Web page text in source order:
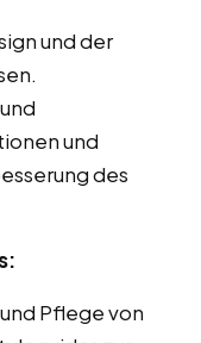
und der
und
des
Pflege von